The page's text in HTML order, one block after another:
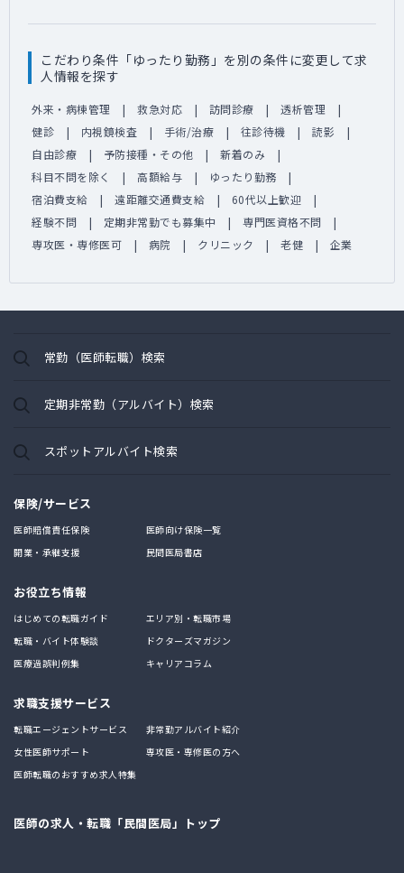
こだわり条件「ゆったり勤務」を別の条件に変更して求
人情報を探す
外来・病棟管理 救急対応 訪問診療
透析管理
健診
内視鏡検査 手術/治療 往診待機
読影
自由診療
予防接種・その他
新着のみ
科目不問を除く
高額給与
ゆったり勤務
宿泊費支給
遠距離交通費支給
60代以上歓迎
経験不問
定期非常勤でも募集中
専門医資格不問
専攻医・専修医可
病院 クリニック 老健 企業
常勤（医師転職）検索
定期非常勤（アルバイト）検索
スポットアルバイト検索
保険/サービス
医師賠償責任保険
医師向け保険一覧
開業・承継支援
民間医局書店
お役立ち情報
はじめての転職ガイド
エリア別・転職市場
転職・バイト体験談
ドクターズマガジン
医療過誤判例集
キャリアコラム
求職支援サービス
転職エージェントサービス
非常勤アルバイト紹介
女性医師サポート
専攻医・専修医の方へ
医師転職のおすすめ求人特集
医師の求人・転職「民間医局」トップ